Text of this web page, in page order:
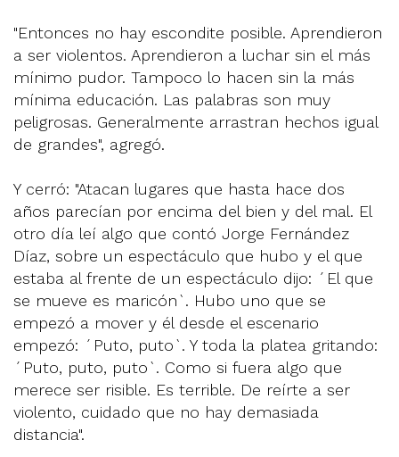
"Entonces no hay escondite posible. Aprendieron
a ser violentos. Aprendieron a luchar sin el más
mínimo pudor. Tampoco lo hacen sin la más
mínima educación. Las palabras son muy
peligrosas. Generalmente arrastran hechos igual
de grandes", agregó.
Y cerró: "Atacan lugares que hasta hace dos
años parecían por encima del bien y del mal. El
otro día leí algo que contó Jorge Fernández
Díaz, sobre un espectáculo que hubo y el que
estaba al frente de un espectáculo dijo: ´El que
se mueve es maricón`. Hubo uno que se
empezó a mover y él desde el escenario
empezó: ´Puto, puto`. Y toda la platea gritando:
´Puto, puto, puto`. Como si fuera algo que
merece ser risible. Es terrible. De reírte a ser
violento, cuidado que no hay demasiada
distancia".